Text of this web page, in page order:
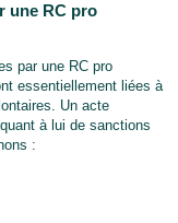
une RC pro
par une RC pro
essentiellement liées à
Un acte
à lui de sanctions
: